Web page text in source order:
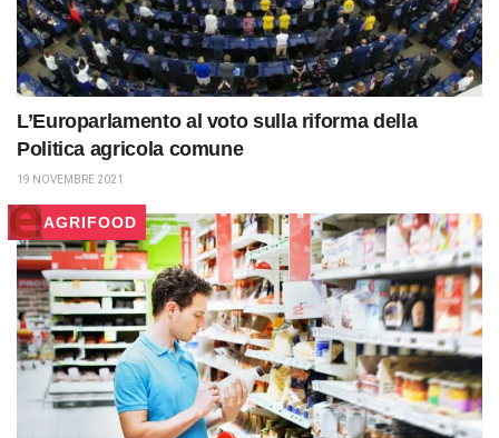
L’Europarlamento al voto sulla riforma della
Politica agricola comune
19 NOVEMBRE 2021
AGRIFOOD